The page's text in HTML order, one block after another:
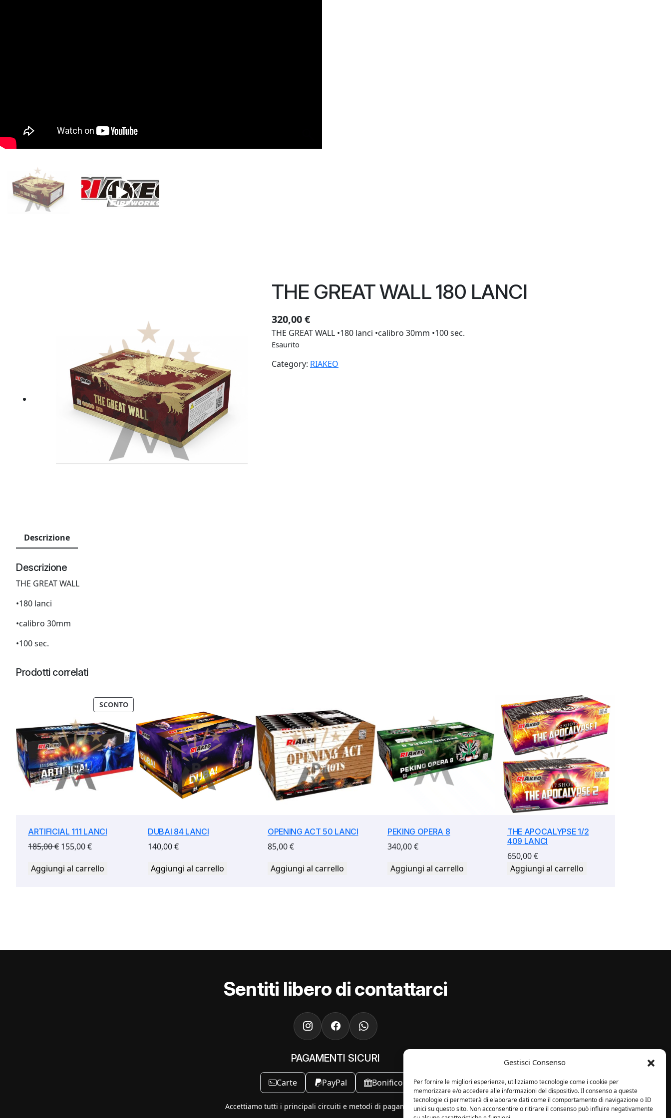
Gestisci Consenso
Per fornire le migliori esperienze, utilizziamo tecnologie come i cookie per
memorizzare e/o accedere alle informazioni del dispositivo. Il consenso a queste
tecnologie ci permetterà di elaborare dati come il comportamento di navigazione o ID
unici su questo sito. Non acconsentire o ritirare il consenso può influire negativamente
THE GREAT WALL 180 LANCI
320,00€
THE GREAT WALL •180 lanci •calibro 30mm •100 sec.
Esaurito
Category: RIAKEO
Descrizione
Descrizione
THE GREAT WALL
•180 lanci
•calibro 30mm
•100 sec.
Prodotti correlati
SCONTOPRODOTTO
IN
OFFERTA
ARTIFICIAL 111 LANCI
185,00€ Il
originale
155,00€Il
attuale
Aggiungi al carrello
DUBAI 84 LANCI
140,00€
Aggiungi al carrello
OPENING ACT 50 LANCI
85,00€
Aggiungi al carrello
PEKING OPERA 8
340,00€
Aggiungi al carrello
THE APOCALYPSE 1/2
409 LANCI
650,00€
Aggiungi al carrello
Sentiti libero di contattarci
PAGAMENTI SICURI
Carte PayPal Bonifico
Accettiamo tutti i principali circuiti e metodi di pagamento online.